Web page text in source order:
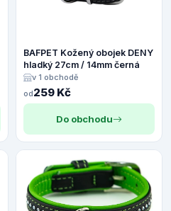
BAFPET Kožený obojek DENY
hladký 27cm / 14mm černá
v 1 obchodě
od259 Kč
Do obchodu